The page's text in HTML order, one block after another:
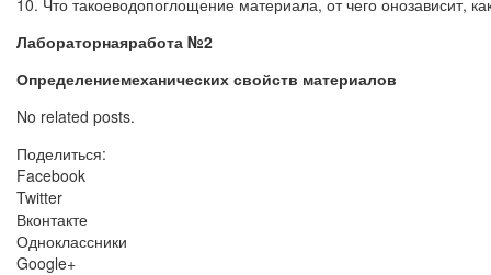
Лабораторнаяработа №2
Определениемеханических свойств материалов
No related posts.
Поделиться:
Facebook
Twitter
Вконтакте
Одноклассники
Google+